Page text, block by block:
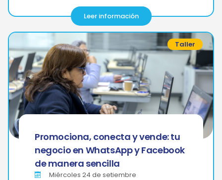
Leer información
Taller
Promociona, conecta y vende: tu
negocio en WhatsApp y Facebook
de manera sencilla
Miércoles 24 de setiembre